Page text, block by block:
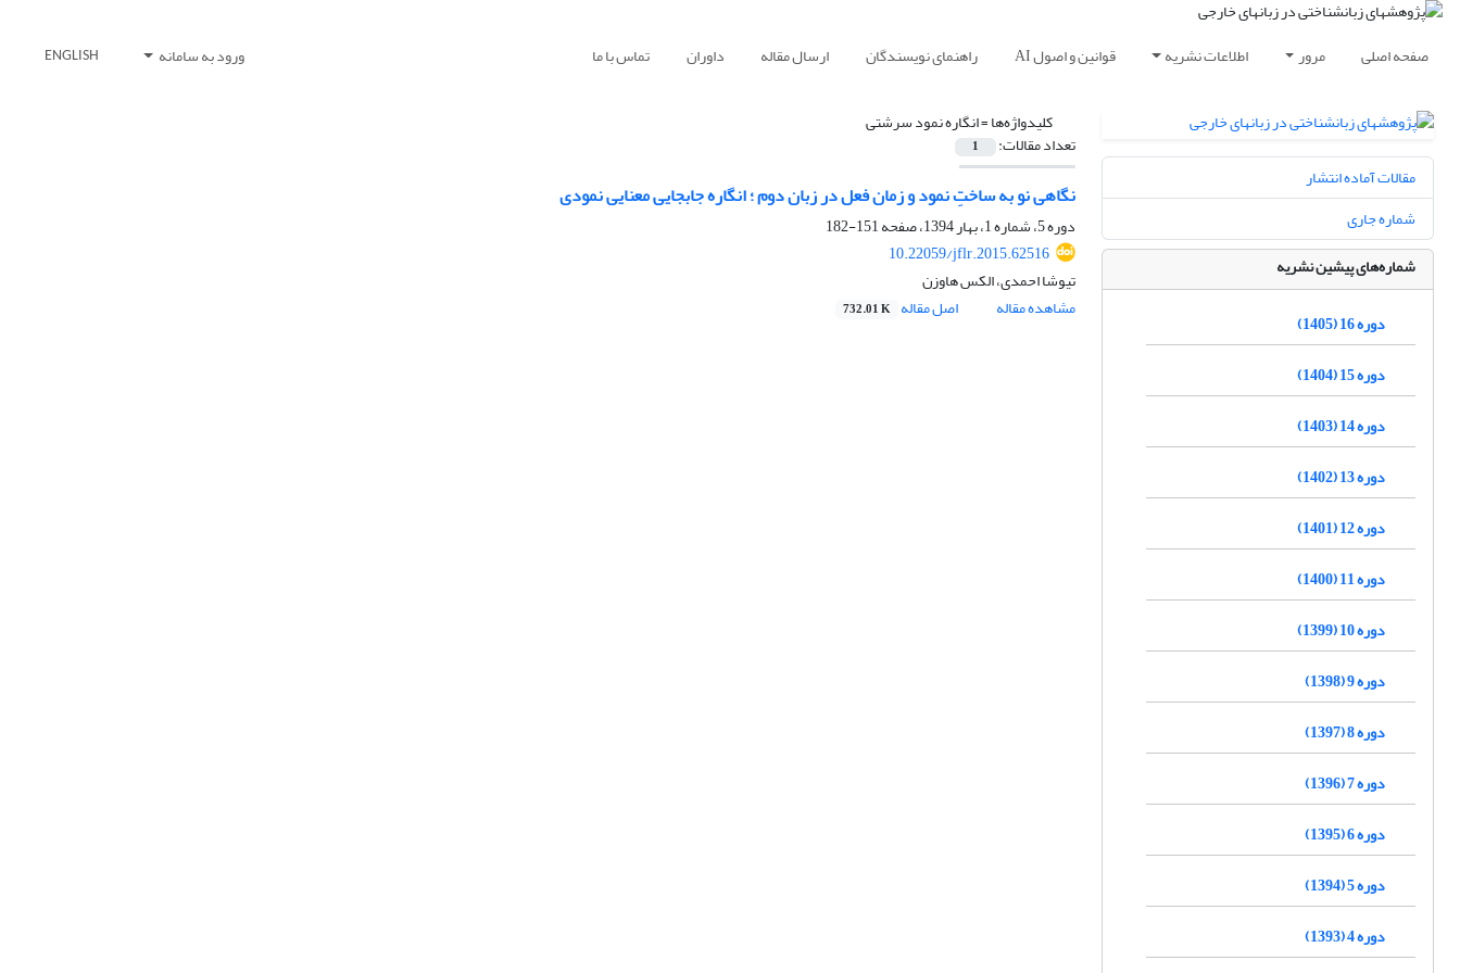
صفحه اصلی مرور اطلاعات نشریه قوانین و اصول AI راهنمای نویسندگان ارسال مقاله داوران تماس با ما ورود به سامانه ENGLISH
کلیدواژه‌ها =انگاره نمود سرشتی
تعداد مقالات: 1
نگاهی نو به ساختِ نمود و زمان فعل در زبان دوم ؛ انگاره جابجایی معنایی نمودی
دوره 5، شماره 1، بهار 1394، صفحه
151-182
10.22059/jflr.2015.62516
تیوشا احمدی، الکس هاوزن
مشاهده مقاله
اصل مقاله 732.01 K
مقالات آماده انتشار
شماره جاری
شماره‌های پیشین نشریه
دوره 16 (1405)
دوره 15 (1404)
دوره 14 (1403)
دوره 13 (1402)
دوره 12 (1401)
دوره 11 (1400)
دوره 10 (1399)
دوره 9 (1398)
دوره 8 (1397)
دوره 7 (1396)
دوره 6 (1395)
دوره 5 (1394)
دوره 4 (1393)